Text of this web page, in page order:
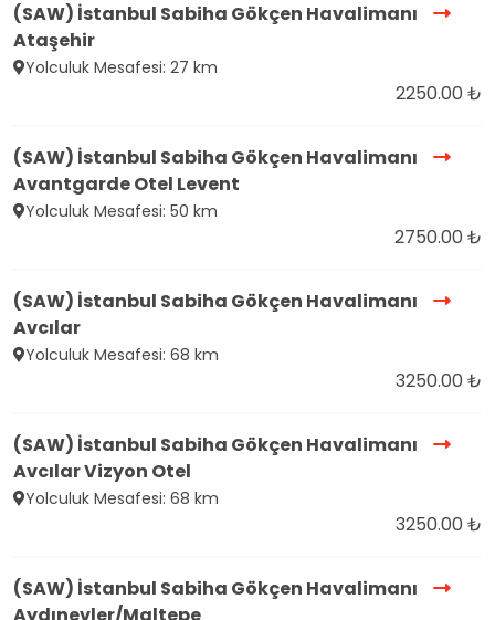
(SAW) İstanbul Sabiha Gökçen Havalimanı
Ataşehir
Yolculuk Mesafesi: 27 km
2250.00 ₺
(SAW) İstanbul Sabiha Gökçen Havalimanı
Avantgarde Otel Levent
Yolculuk Mesafesi: 50 km
2750.00 ₺
(SAW) İstanbul Sabiha Gökçen Havalimanı
Avcılar
Yolculuk Mesafesi: 68 km
3250.00 ₺
(SAW) İstanbul Sabiha Gökçen Havalimanı
Avcılar Vizyon Otel
Yolculuk Mesafesi: 68 km
3250.00 ₺
(SAW) İstanbul Sabiha Gökçen Havalimanı